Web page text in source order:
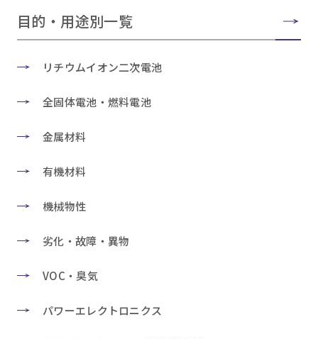
目的・用途別一覧
リチウムイオン二次電池
全固体電池・燃料電池
金属材料
有機材料
機械物性
劣化・故障・異物
VOC・臭気
パワーエレクトロニクス